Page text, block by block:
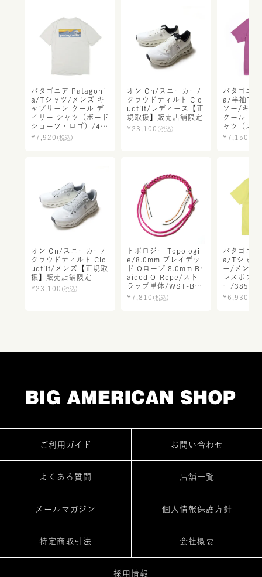
パタゴニア Patagoni
a/Tシャツ/メンズ キ
ャプリーン クール デ
イリー シャツ（ボード
ショーツ・ロゴ）/45
481/メンズ【正規取
扱】
¥ 7,920 (税込)
オン On/スニーカー/
クラウドティルト Clo
udtilt/レディース【正
規取扱】販売店舗限定
¥ 23,100 (税込)
パタゴニ
a/半袖Tシ
ソー/キャ
クール・
ャツ（ス
ス）/
【正規取
¥ 7,150
オン On/スニーカー/
クラウドティルト Clo
udtilt/メンズ【正規取
扱】販売店舗限定
¥ 23,100 (税込)
トポロジー Topologi
e/8.0mm ブレイデッ
ド Oロープ 8.0mm Br
aided O-Rope/スト
ラップ単体/WST-BO0
8/レディース メンズ
【正規取扱】
¥ 7,810 (税込)
パタゴニ
a/Tシャツ
ー/メンズ
レスポン
ー/38504/
規取扱】
¥ 6,930
ご利用ガイド お問い合わせ
よくある質問 店舗一覧
メールマガジン 個人情報保護方針
特定商取引法 会社概要
採用情報